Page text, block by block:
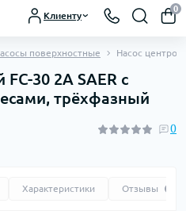
Клиенту
0
поверхностные Насос
30 2A SAER с
трёхфазный
0
Характеристики Отзывы